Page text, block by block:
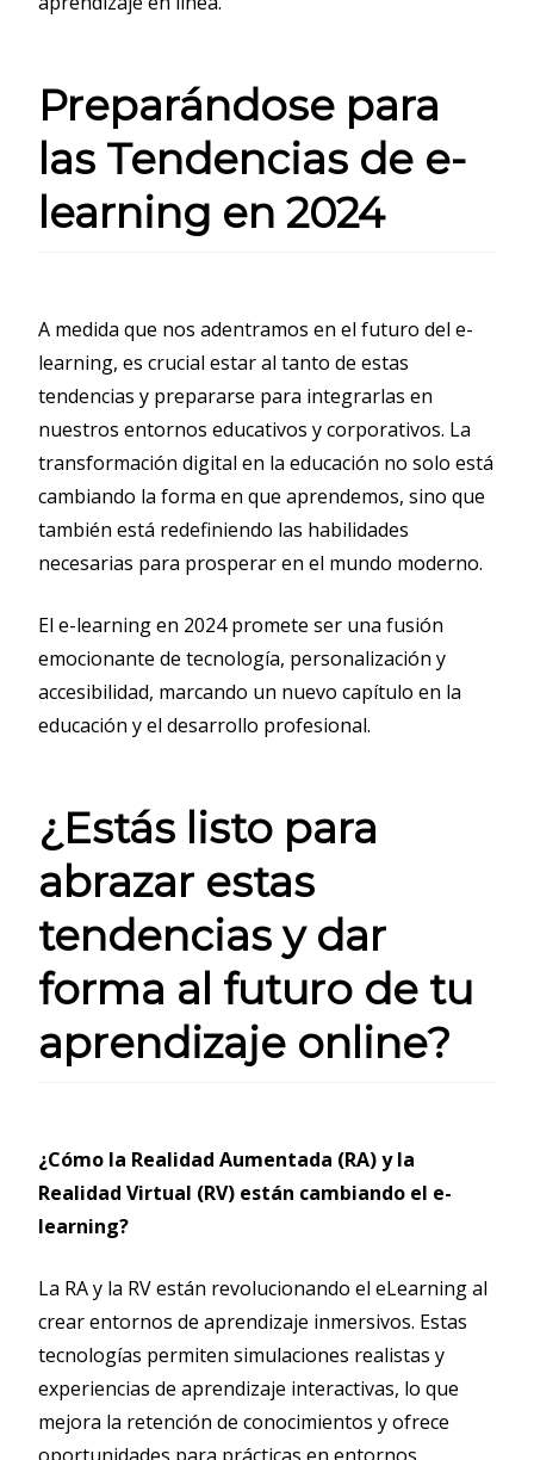
Preparándose para
las Tendencias de e-
learning en 2024
A medida que nos adentramos en el futuro del e-
learning, es crucial estar al tanto de estas
tendencias y prepararse para integrarlas en
nuestros entornos educativos y corporativos. La
transformación digital en la educación no solo está
cambiando la forma en que aprendemos, sino que
también está redefiniendo las habilidades
necesarias para prosperar en el mundo moderno.
El e-learning en 2024 promete ser una fusión
emocionante de tecnología, personalización y
accesibilidad, marcando un nuevo capítulo en la
educación y el desarrollo profesional.
¿Estás listo para
abrazar estas
tendencias y dar
forma al futuro de tu
aprendizaje online?
¿Cómo la Realidad Aumentada (RA) y la
Realidad Virtual (RV) están cambiando el e-
learning?
La RA y la RV están revolucionando el eLearning al
crear entornos de aprendizaje inmersivos. Estas
tecnologías permiten simulaciones realistas y
experiencias de aprendizaje interactivas, lo que
mejora la retención de conocimientos y ofrece
oportunidades para prácticas en entornos